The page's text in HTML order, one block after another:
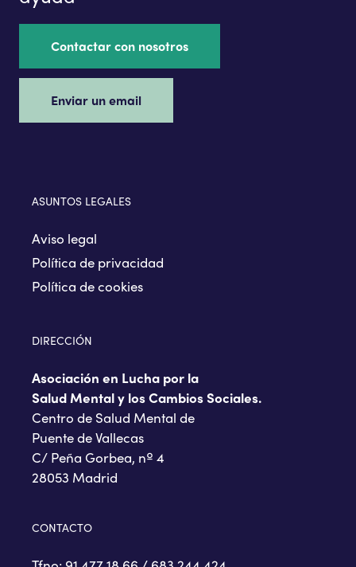
Contactar con nosotros
Enviar un email
ASUNTOS LEGALES
Aviso legal
Política de privacidad
Política de cookies
DIRECCIÓN
Asociación en Lucha por la
Salud Mental y los Cambios Sociales.
Centro de Salud Mental de
Puente de Vallecas
C/ Peña Gorbea, nº 4
28053 Madrid
CONTACTO